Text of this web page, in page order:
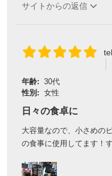
サイトからの返信
年齢: 30代
性別: 女性
日々の食卓に
大容量なので、小さめの
の食事に使用してます！